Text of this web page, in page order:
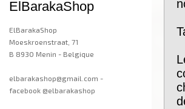
ElBarakaShop
ElBarakaShop
Moeskroenstraat, 71
B 8930 Menin - Belgique
elbarakashop@gmail.com -
facebook @elbarakashop